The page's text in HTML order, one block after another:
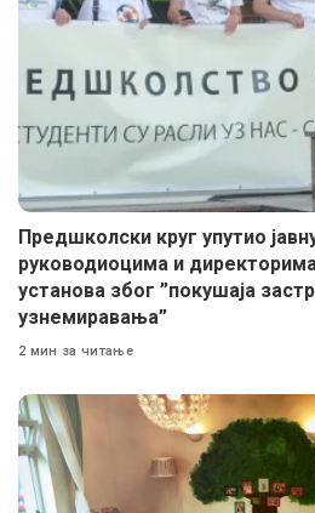
Предшколски круг упутио
руководиоцима и
установа због ”покушаја
узнемиравања”
2 мин за читање